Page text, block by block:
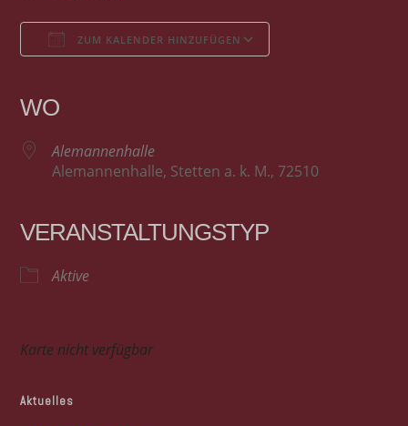
ZUM KALENDER HINZUFÜGEN
WO
Alemannenhalle
Alemannenhalle, Stetten a. k. M., 72510
VERANSTALTUNGSTYP
Aktive
Karte nicht verfügbar
Aktuelles